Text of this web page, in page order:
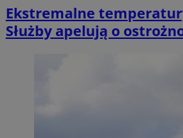
Ekstremalne
Służby apelują o